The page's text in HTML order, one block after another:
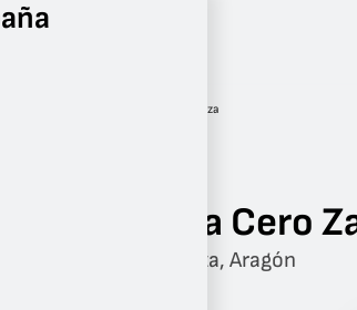
Zaragoza
Onda Cero
Zaragoza, Aragón